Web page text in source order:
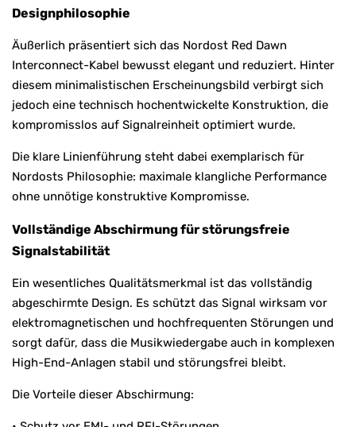
Designphilosophie
Äußerlich präsentiert sich das Nordost Red Dawn
Interconnect-Kabel bewusst elegant und reduziert. Hinter
diesem minimalistischen Erscheinungsbild verbirgt sich
jedoch eine technisch hochentwickelte Konstruktion, die
kompromisslos auf Signalreinheit optimiert wurde.
Die klare Linienführung steht dabei exemplarisch für
Nordosts Philosophie: maximale klangliche Performance
ohne unnötige konstruktive Kompromisse.
Vollständige Abschirmung für störungsfreie
Signalstabilität
Ein wesentliches Qualitätsmerkmal ist das vollständig
abgeschirmte Design. Es schützt das Signal wirksam vor
elektromagnetischen und hochfrequenten Störungen und
sorgt dafür, dass die Musikwiedergabe auch in komplexen
High-End-Anlagen stabil und störungsfrei bleibt.
Die Vorteile dieser Abschirmung: